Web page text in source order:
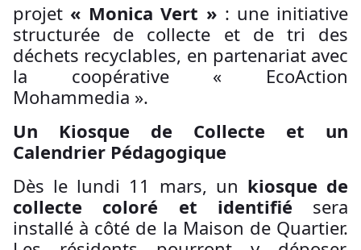
projet « Monica Vert » : une initiative
structurée de collecte et de tri des
déchets recyclables, en partenariat avec
la coopérative « EcoAction
Mohammedia ».
Un Kiosque de Collecte et un
Calendrier Pédagogique
Dès le lundi 11 mars, un kiosque de
collecte coloré et identifié sera
installé à côté de la Maison de Quartier.